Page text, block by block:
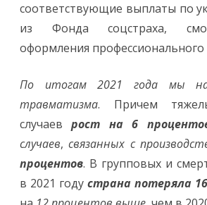
соответствующие выплаты по
из Фонда соцстраха,
оформления профессионального
По итогам 2021 года мы
травматизма. Причем
случаеврост на 6
случаев,связанных с
процентов. В групповых и
в 2021 году страна потеряла